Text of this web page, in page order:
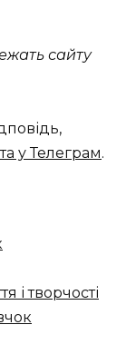
сайту
у Телеграм.
і творчості